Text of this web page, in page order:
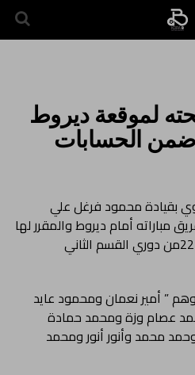
لموقعة ديروط
الحسابات
بقيادة محمود فرغل علي
مباراته أمام ديروط والمقرر لها
الأربعاء المقبل ضمن الجولة 22من دوري القسم الثاني
ملوي 20 لاعبا وهم ” أمير نعمان ومحمود عايد
عصام وزة ومحمد حمادة
محمد وأنور أنور ومحمد